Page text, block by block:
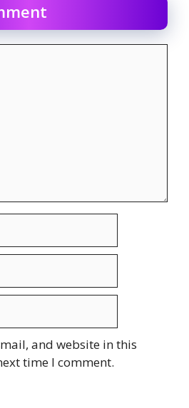
and website in this
time I comment.